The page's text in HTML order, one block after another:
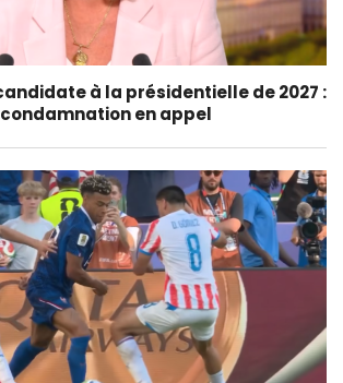
à la présidentielle de 2027 :
en appel